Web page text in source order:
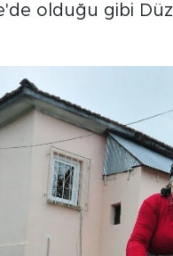
olduğu gibi